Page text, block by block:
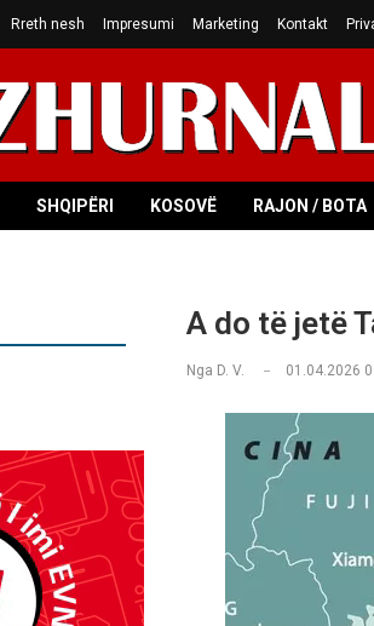
Rreth nesh Impresumi Marketing Kontakt
SHQIPËRI KOSOVË RAJON / BOTA
A do të jetë
Nga D. V. 01.04.2026